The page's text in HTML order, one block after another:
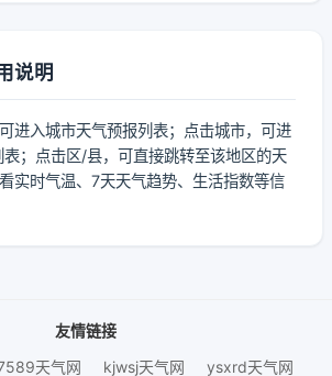
说明
进入城市天气预报列表；点击城市，可进
；点击区/县，可直接跳转至该地区的天
实时气温、7天天气趋势、生活指数等信
友情链接
天气网 kjwsj天气网 ysxrd天气网